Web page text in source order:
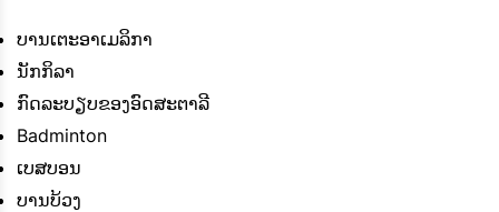
ບານເຕະອາເມລິກາ
ນັກກິລາ
ກົດລະບຽບຂອງອົດສະຕາລີ
Badminton
ເບສບອນ
ບານບ້ວງ